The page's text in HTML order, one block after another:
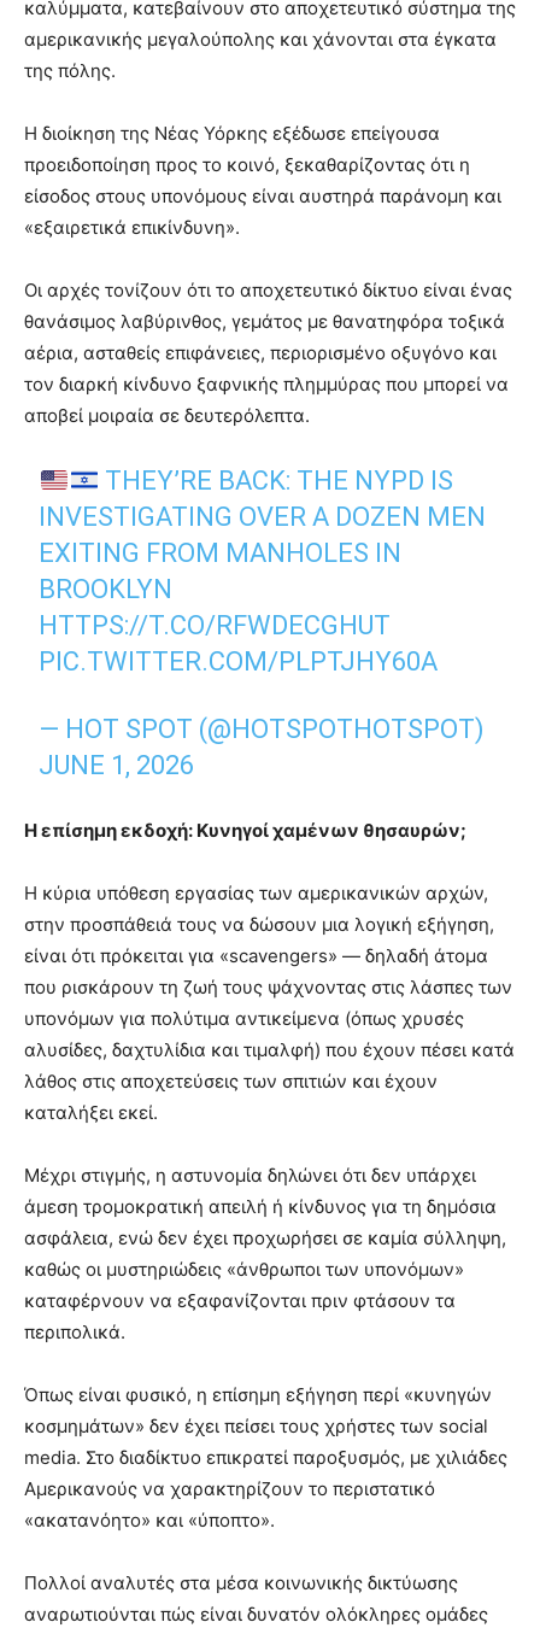
καλύμματα, κατεβαίνουν στο αποχετευτικό σύστημα της
αμερικανικής μεγαλούπολης και χάνονται στα έγκατα
της πόλης.
Η διοίκηση της Νέας Υόρκης εξέδωσε επείγουσα
προειδοποίηση προς το κοινό, ξεκαθαρίζοντας ότι η
είσοδος στους υπονόμους είναι αυστηρά παράνομη και
«εξαιρετικά επικίνδυνη».
Οι αρχές τονίζουν ότι το αποχετευτικό δίκτυο είναι ένας
θανάσιμος λαβύρινθος, γεμάτος με θανατηφόρα τοξικά
αέρια, ασταθείς επιφάνειες, περιορισμένο οξυγόνο και
τον διαρκή κίνδυνο ξαφνικής πλημμύρας που μπορεί να
αποβεί μοιραία σε δευτερόλεπτα.
THEY’RE BACK: THE NYPD IS
INVESTIGATING OVER A DOZEN MEN
EXITING FROM MANHOLES IN
BROOKLYN
HTTPS://T.CO/RFWDECGHUT
PIC.TWITTER.COM/PLPTJHY60A
— HOT SPOT (@HOTSPOTHOTSPOT)
JUNE 1, 2026
Η επίσημη εκδοχή: Κυνηγοί χαμένων θησαυρών;
Η κύρια υπόθεση εργασίας των αμερικανικών αρχών,
στην προσπάθειά τους να δώσουν μια λογική εξήγηση,
είναι ότι πρόκειται για «scavengers» — δηλαδή άτομα
που ρισκάρουν τη ζωή τους ψάχνοντας στις λάσπες των
υπονόμων για πολύτιμα αντικείμενα (όπως χρυσές
αλυσίδες, δαχτυλίδια και τιμαλφή) που έχουν πέσει κατά
λάθος στις αποχετεύσεις των σπιτιών και έχουν
καταλήξει εκεί.
Μέχρι στιγμής, η αστυνομία δηλώνει ότι δεν υπάρχει
άμεση τρομοκρατική απειλή ή κίνδυνος για τη δημόσια
ασφάλεια, ενώ δεν έχει προχωρήσει σε καμία σύλληψη,
καθώς οι μυστηριώδεις «άνθρωποι των υπονόμων»
καταφέρνουν να εξαφανίζονται πριν φτάσουν τα
περιπολικά.
Όπως είναι φυσικό, η επίσημη εξήγηση περί «κυνηγών
κοσμημάτων» δεν έχει πείσει τους χρήστες των social
media. Στο διαδίκτυο επικρατεί παροξυσμός, με χιλιάδες
Αμερικανούς να χαρακτηρίζουν το περιστατικό
«ακατανόητο» και «ύποπτο».
Πολλοί αναλυτές στα μέσα κοινωνικής δικτύωσης
αναρωτιούνται πώς είναι δυνατόν ολόκληρες ομάδες